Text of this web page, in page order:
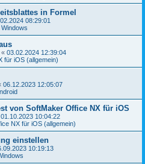
in Formel
08:29:01
« 03.02.2024 12:39:04
für iOS (allgemein)
06.12.2023 12:05:07
von SoftMaker Office NX für iOS
01.10.2023 10:04:22
NX für iOS (allgemein)
einstellen
10:19:13